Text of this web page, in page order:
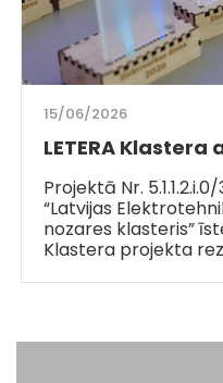
15/06/2026
LETERA
Projektā Nr.
“Latvijas
nozares klasteris”
Klastera projekta